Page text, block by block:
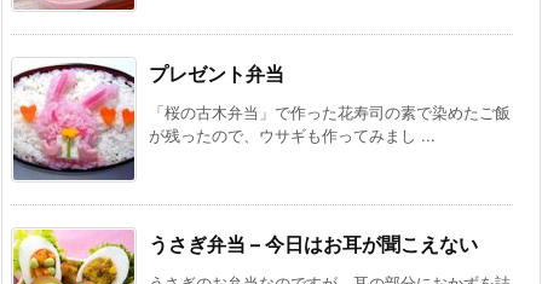
プレゼント弁当
「桜の古木弁当」で作った花寿司の素で染めたご飯
が残ったので、ウサギも作ってみまし ...
うさぎ弁当 – 今日はお耳が聞こえない